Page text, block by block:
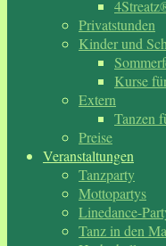
Privatstunden
Kinder und
Kurse
Extern
Tanzen
Preise
Veranstaltungen
Tanzparty
Mottopartys
Linedance-
Tanz in den